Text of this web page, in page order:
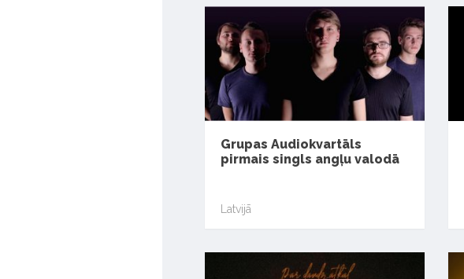
Grupas Audiokvartāls
pirmais singls angļu valodā
Latvijā